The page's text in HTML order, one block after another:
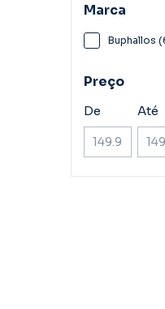
Marca
Buphallos
Preço
De Até